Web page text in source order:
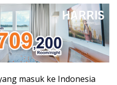
masuk ke Indonesia